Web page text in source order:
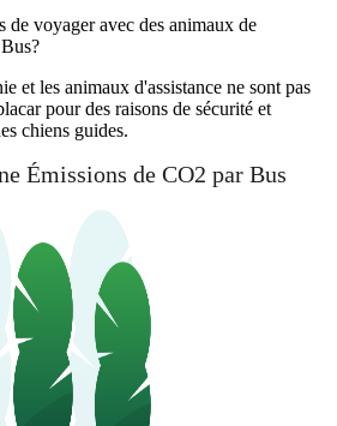
de voyager avec des animaux de
et les animaux d'assistance ne sont pas
pour des raisons de sécurité et
chiens guides.
Émissions de CO2 par Bus